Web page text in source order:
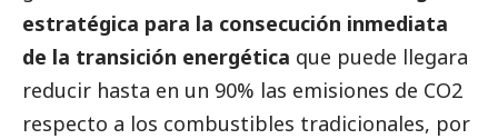
estratégica para la consecución inmediata
de la transición energética que puede llegara
reducir hasta en un 90% las emisiones de CO2
respecto a los combustibles tradicionales, por